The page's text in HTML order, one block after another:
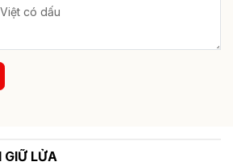
GIỮ LỬA